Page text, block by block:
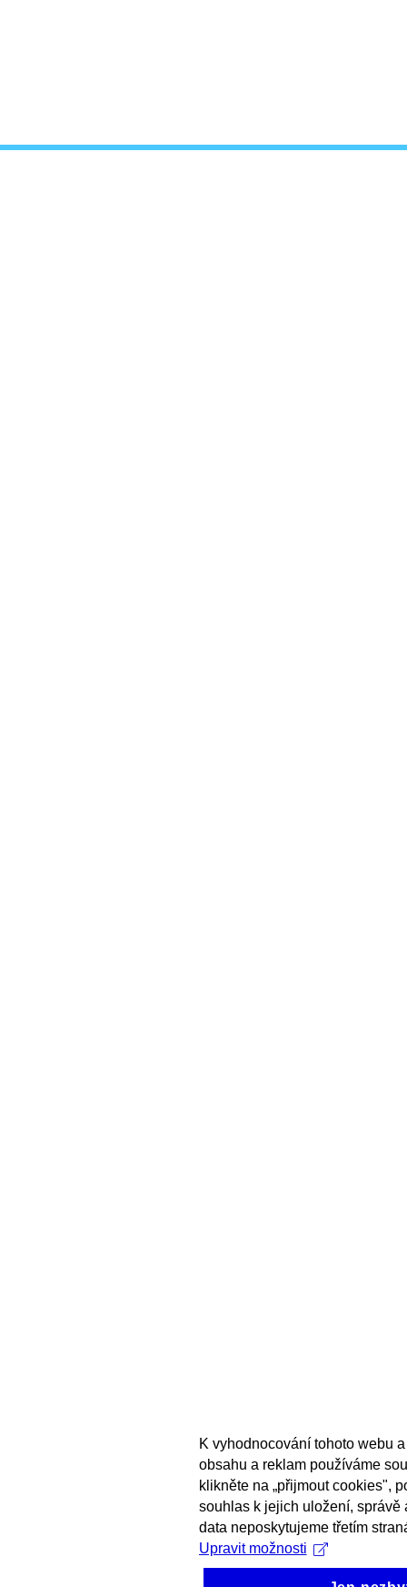
K vyhodnocování tohoto webu
obsahu a reklam používáme
klikněte na „přijmout cookies",
souhlas k jejich uložení, správě
data neposkytujeme třetím
Upravit možnosti